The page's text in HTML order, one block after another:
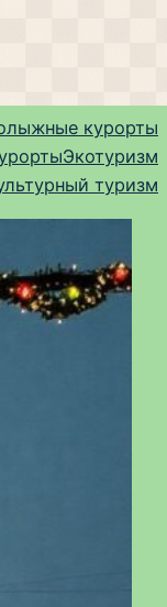
курорты
Экотуризм
туризм